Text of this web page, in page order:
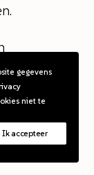
dan
gegevens
niet te
Ik accepteer